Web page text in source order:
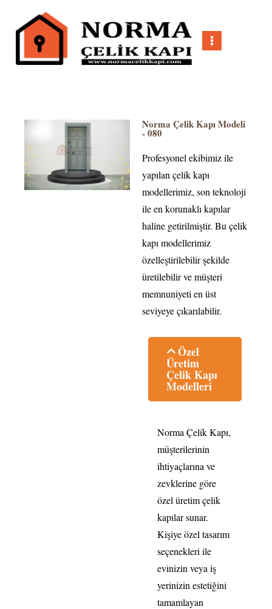
Norma Çelik Kapı Modeli
- 080
Profesyonel ekibimiz ile
yapılan çelik kapı
modellerimiz, son teknoloji
ile en korunaklı kapılar
haline getirilmiştir. Bu çelik
kapı modellerimiz
özelleştirilebilir şekilde
üretilebilir ve müşteri
memnuniyeti en üst
seviyeye çıkarılabilir.
Özel
Üretim
Çelik Kapı
Modelleri
Norma Çelik Kapı,
müşterilerinin
ihtiyaçlarına ve
zevklerine göre
özel üretim çelik
kapılar sunar.
Kişiye özel tasarım
seçenekleri ile
evinizin veya iş
yerinizin estetiğini
tamamlayan